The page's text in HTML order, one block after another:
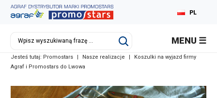
PL
MENU
Jesteś tutaj: Promostars | Nasze realizacje |
Koszulki na wyjazd firmy
Agraf i Promostars do Lwowa